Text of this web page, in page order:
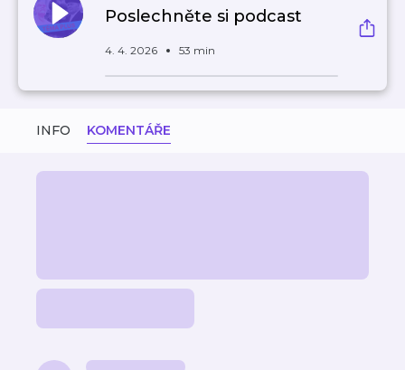
Poslechněte si podcast
4. 4. 2026 53 min
INFO KOMENTÁŘE